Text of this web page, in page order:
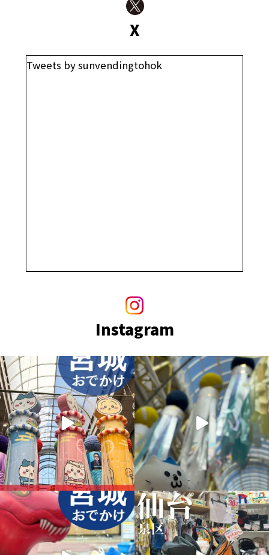
X
Tweets by sunvendingtohok
Instagram